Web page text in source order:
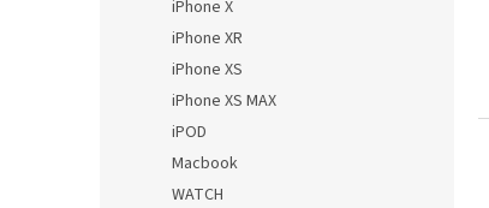
iPhone X
iPhone XR
iPhone XS
iPhone XS MAX
iPOD
Macbook
WATCH